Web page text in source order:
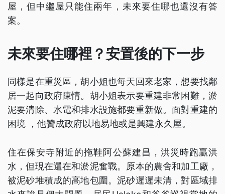
屋，但中繼屋只能住兩年，未來要住哪也還沒有答
案。
未來要住哪裡？安置後的下一步
同樣是在重災區，胡小姐也每天回來老家，想要找鄰
居一起向政府陳情。胡小姐表示要重建非常困難，淤
泥要清除、水電和排水設施都要重新做。面對重建的
困境 ，他贊成政府以地易地或是興建永久屋。
住在保安寺附近的拖鞋阿公蘇建昌，洪災時跑贏洪
水，但現在還在和淤泥奮戰。原本的農舍和加工廠，
被泥砂堆積成的高地包圍。泥砂遲遲未清，對區域排